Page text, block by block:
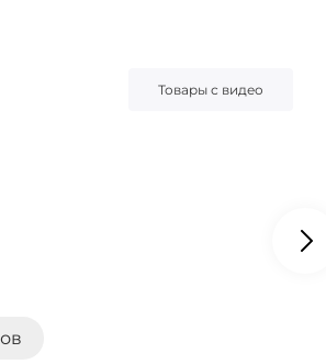
Товары с видео